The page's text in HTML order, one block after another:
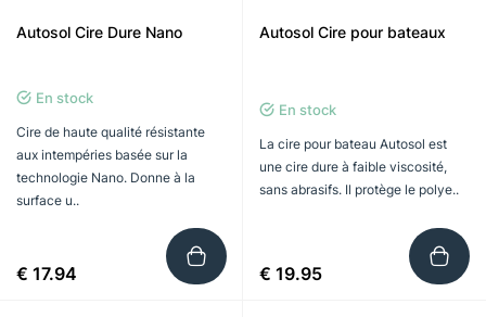
Autosol Cire Dure Nano
En stock
Cire de haute qualité résistante
aux intempéries basée sur la
technologie Nano. Donne à la
surface u..
€ 17.94
Autosol Cire pour bateaux
En stock
La cire pour bateau Autosol est
une cire dure à faible viscosité,
sans abrasifs. Il protège le polye..
€ 19.95